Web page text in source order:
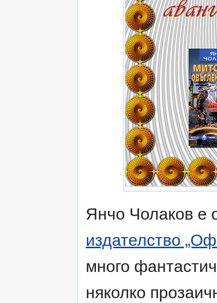
Янчо Чолаков е
издателство
много
няколко